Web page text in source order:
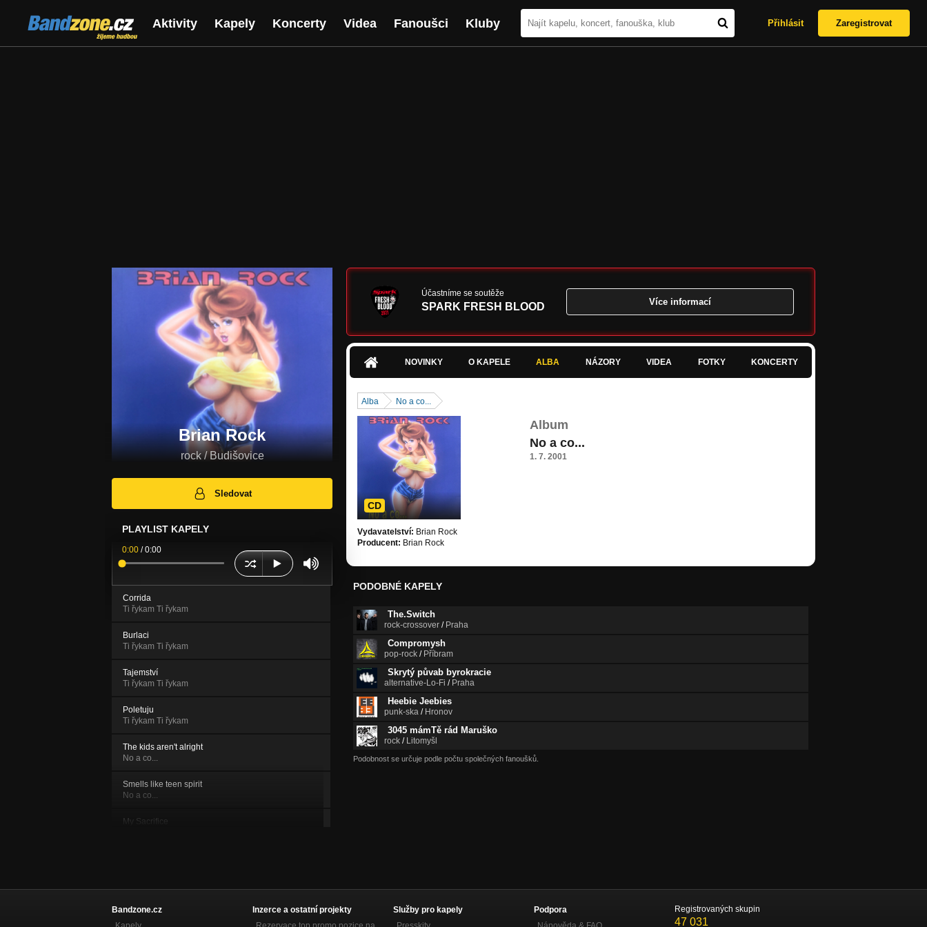
Bandzone.cz
žijeme hudbou
Aktivity Kapely Koncerty Videa Fanoušci Kluby Přihlásit Zaregistrovat
Brian Rock
rock / Budišovice
Sledovat
PLAYLIST KAPELY
0:00 /0:00
Corrida
Ti řykam Ti řykam
Burlaci
Ti řykam Ti řykam
Tajemství
Ti řykam Ti řykam
Poletuju
Ti řykam Ti řykam
The kids aren't alright
No a co...
Smells like teen spirit
No a co...
My Sacrifice
No a co...
Účastníme se soutěže
SPARK FRESH BLOOD Více informací
NOVINKY O KAPELE ALBA NÁZORY VIDEA FOTKY KONCERTY
Alba No a co...
CD
Vydavatelství: Brian Rock
Producent: Brian Rock
Album
No a co...
1. 7. 2001
PODOBNÉ KAPELY
The.Switch
rock-crossover / Praha
Compromysh
pop-rock / Příbram
Skrytý půvab byrokracie
alternative-Lo-Fi / Praha
Heebie Jeebies
punk-ska / Hronov
3045 mámTě rád Maruško
rock / Litomyšl
Podobnost se určuje podle počtu společných fanoušků.
Bandzone.cz
Inzerce a ostatní projekty
Služby pro kapely
Podpora
Registrovaných skupin
47 031